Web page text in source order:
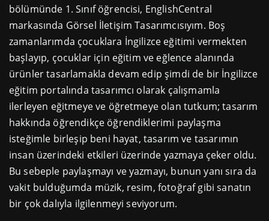
bölümünde 1. Sınıf öğrencisi, EnglishCentral
markasında Görsel İletişim Tasarımcısıyım. Boş
zamanlarımda çocuklara İngilizce eğitimi vermekten
başlayıp, çocuklar için eğitim ve eğlence alanında
ürünler tasarlamakla devam edip şimdi de bir İngilizce
eğitim portalında tasarımcı olarak çalışmamla
ilerleyen eğitmeye ve öğretmeye olan tutkum; tasarım
hakkında öğrendikçe öğrendiklerimi paylaşma
isteğimle birleşip beni hayat, tasarım ve tasarımın
insan üzerindeki etkileri üzerinde yazmaya çeker oldu.
Bu sebeple paylaşmayı ve yazmayı, bunun yanı sıra da
vakit bulduğumda müzik, resim, fotoğraf gibi sanatın
bir çok dalıyla ilgilenmeyi seviyorum.